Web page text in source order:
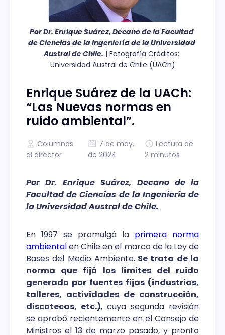
Por Dr. Enrique Suárez, Decano de la Facultad
de Ciencias de la Ingeniería de la Universidad
Austral de Chile. | Fotografía Créditos:
Universidad Austral de Chile (UACh)
Enrique Suárez de la UACh:
“Las Nuevas normas en
ruido ambiental”.
Columnas
al director
7 de may.
de 2024
Lectura de
2 minutos
Por Dr. Enrique Suárez, Decano de la
Facultad de Ciencias de la Ingeniería de
la Universidad Austral de Chile.
En 1997 se promulgó la primera norma
ambientalen Chile en el marco de la Ley de
Bases del Medio Ambiente. Se trata de la
norma que fijó los límites del ruido
generado por fuentes fijas (industrias,
talleres, actividades de construcción,
discotecas, etc.), cuya segunda revisión
se aprobó recientemente en el Consejo de
Ministros el 13 de marzo pasado, y pronto